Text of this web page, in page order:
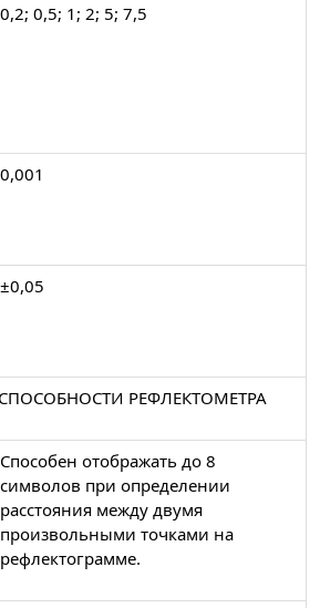
0,2; 0,5; 1; 2; 5; 7,5
0,001
±0,05
РЕФЛЕКТОМЕТРА
Способен отображать до 8
символов при определении
расстояния между двумя
произвольными точками на
рефлектограмме.